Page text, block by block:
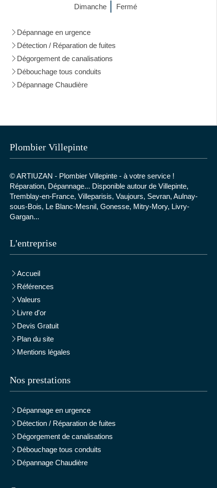
Dimanche
Fermé
Dépannage en urgence
Détection / Réparation de fuites
Dégorgement de canalisations
Débouchage tous conduits
Dépannage Chaudière
Plombier Villepinte
© ARTIUZAN - Plombier Villepinte - à votre service !
Réparation, Dépannage... Disponible autour de Villepinte,
Tremblay-en-France, Villeparisis, Vaujours, Sevran, Aulnay-
sous-Bois, Le Blanc-Mesnil, Gonesse, Mitry-Mory, Livry-
Gargan...
L'entreprise
Accueil
Références
Valeurs
Livre d'or
Devis Gratuit
Plan du site
Mentions légales
Nos prestations
Dépannage en urgence
Détection / Réparation de fuites
Dégorgement de canalisations
Débouchage tous conduits
Dépannage Chaudière